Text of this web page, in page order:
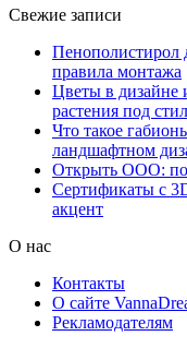
Свежие записи
Пенополистирол
правила монтажа
Цветы в дизайне
растения под
Что такое
ландшафтном
Открыть ООО:
Сертификаты с
акцент
О нас
Контакты
О сайте
Рекламодателям